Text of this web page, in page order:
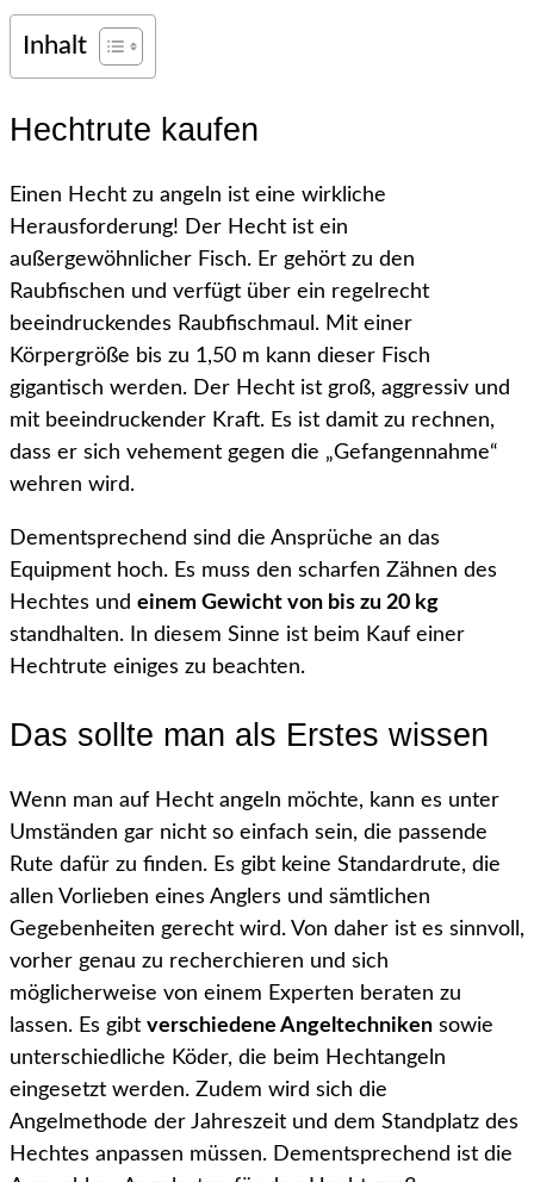
Inhalt
Hechtrute kaufen
Einen Hecht zu angeln ist eine wirkliche
Herausforderung! Der Hecht ist ein
außergewöhnlicher Fisch. Er gehört zu den
Raubfischen und verfügt über ein regelrecht
beeindruckendes Raubfischmaul. Mit einer
Körpergröße bis zu 1,50 m kann dieser Fisch
gigantisch werden. Der Hecht ist groß, aggressiv und
mit beeindruckender Kraft. Es ist damit zu rechnen,
dass er sich vehement gegen die „Gefangennahme“
wehren wird.
Dementsprechend sind die Ansprüche an das
Equipment hoch. Es muss den scharfen Zähnen des
Hechtes und einem Gewicht von bis zu 20 kg
standhalten. In diesem Sinne ist beim Kauf einer
Hechtrute einiges zu beachten.
Das sollte man als Erstes wissen
Wenn man auf Hecht angeln möchte, kann es unter
Umständen gar nicht so einfach sein, die passende
Rute dafür zu finden. Es gibt keine Standardrute, die
allen Vorlieben eines Anglers und sämtlichen
Gegebenheiten gerecht wird. Von daher ist es sinnvoll,
vorher genau zu recherchieren und sich
möglicherweise von einem Experten beraten zu
lassen. Es gibt verschiedene Angeltechniken sowie
unterschiedliche Köder, die beim Hechtangeln
eingesetzt werden. Zudem wird sich die
Angelmethode der Jahreszeit und dem Standplatz des
Hechtes anpassen müssen. Dementsprechend ist die